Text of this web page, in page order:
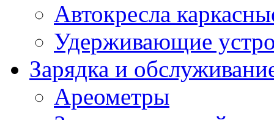
Автокресла
Удерживающие
Зарядка и
Ареометры